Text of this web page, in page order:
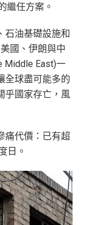
繼任方案。
石油基礎設施和
國、伊朗與中
Middle East)一
全球盡可能多的
乎國家存亡，風
痛代價：已有超
日。